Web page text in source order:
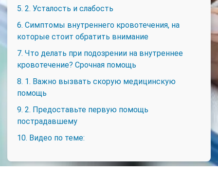
5. 2. Усталость и слабость
6. Симптомы внутреннего кровотечения, на
которые стоит обратить внимание
7. Что делать при подозрении на внутреннее
кровотечение? Срочная помощь
8. 1. Важно вызвать скорую медицинскую
помощь
9. 2. Предоставьте первую помощь
пострадавшему
10. Видео по теме: